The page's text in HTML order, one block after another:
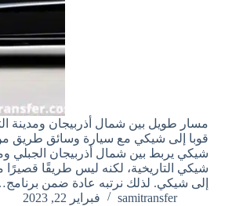
مسار طويل بين شمال أذربيجان ومدينة
قوبا إلى شيكي مع سيارة وسائق طريق
شيكي يربط بين شمال أذربيجان الجبلي
شيكي التاريخية، لكنه ليس طريقًا قصيرًا
إلى شيكي. لذلك نرتبه عادة ضمن
samitransfer
فبراير 22, 2023